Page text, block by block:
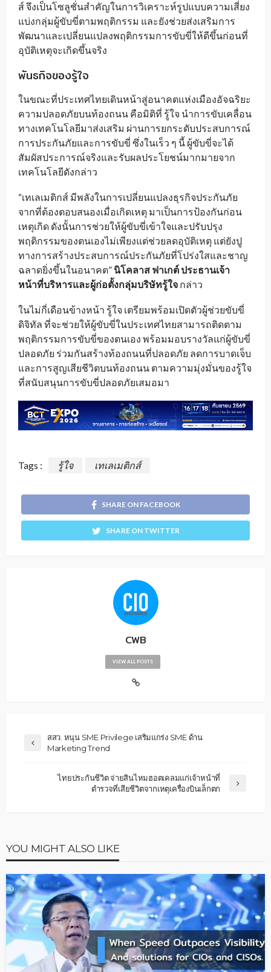
ส์ จึงเป็นโซลูชั่นสำคัญในการวิเคราะห์รูปแบบความเสี่ยง
แบ่งกลุ่มผู้ขับขี่ตามพฤติกรรม และยังช่วยส่งเสริมการ
พัฒนาและเปลี่ยนแปลงพฤติกรรมการขับขี่ให้ดีขึ้นก่อนที่
อุบัติเหตุจะเกิดขึ้นจริง
พันธกิจของรู้ใจ
ในขณะที่ประเทศไทยเดินหน้าสู่อนาคตแห่งเมืองอัจฉริยะ
ความปลอดภัยบนท้องถนน คือมิติที่ รู้ใจ นำการขับเคลื่อน
ทางเทคโนโลยีมาส่งเสริม ผ่านการยกระดับประสบการณ์
การประกันภัยและการขับขี่ ซึ่งในเร็ว ๆ นี้ ผู้ขับขี่จะได้
สัมผัสประการณ์จริงและรับผลประโยชน์มากมายจาก
เทคโนโลยีดังกล่าว
“เทเลเมติกส์ มีพลังในการเปลี่ยนแปลงธุรกิจประกันภัย
จากที่ต้องตอบสนองเมื่อเกิดเหตุ มาเป็นการป้องกันก่อน
เหตุเกิด ดังนั้นการช่วยให้ผู้ขับขี่เข้าใจและปรับปรุง
พฤติกรรมของตนเองไม่เพียงแต่ช่วยลดอุบัติเหตุ แต่ยังปู
ทางการสร้างประสบการณ์ประกันภัยที่โปร่งใสและชาญ
ฉลาดยิ่งขึ้นในอนาคต” นิโคลาส ฟาเกต์ ประธานเจ้า
หน้าที่บริหารและผู้ก่อตั้งกลุ่มบริษัทรู้ใจ กล่าว
ในไม่กี่เดือนข้างหน้า รู้ใจ เตรียมพร้อมเปิดตัวผู้ช่วยขับขี่
ดิจิทัล ที่จะช่วยให้ผู้ขับขี่ในประเทศไทยสามารถติดตาม
พฤติกรรมการขับขี่ของตนเอง พร้อมมอบรางวัลแก่ผู้ขับขี่
ปลอดภัย ร่วมกันสร้างท้องถนนที่ปลอดภัย ลดการบาดเจ็บ
และการสูญเสียชีวิตบนท้องถนน ตามความมุ่งมั่นของรู้ใจ
ที่สนับสนุนการขับขี่ปลอดภัยเสมอมา
Tags : รู้ใจ เทเลเมติกส์
SHARE ON FACEBOOK
SHARE ON TWITTER
CWB
VIEW ALL POSTS
สสว. หนุน SME Privilege เสริมแกร่ง SME ด้าน
Marketing Trend
ไทยประกันชีวิต จ่ายสินไหมฮอตเคลมแก่เจ้าหน้าที่
ตำรวจที่เสียชีวิตจากเหตุเครื่องบินเล็กตก
YOU MIGHT ALSO LIKE